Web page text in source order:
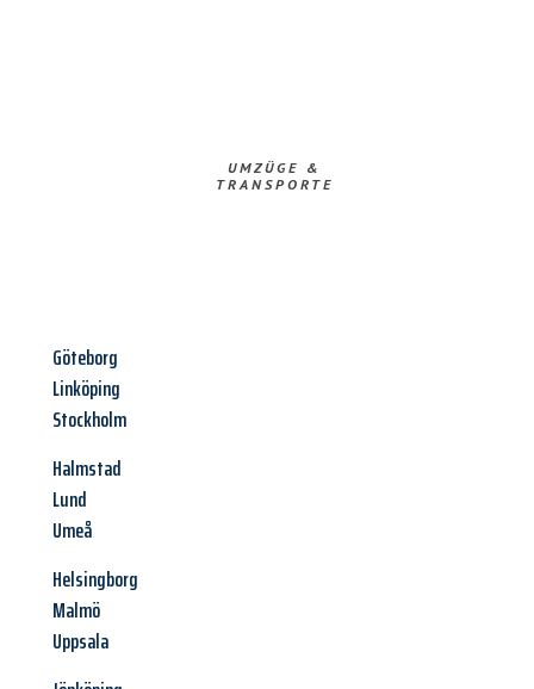
UMZÜGE &
TRANSPORTE
Göteborg
Linköping
Stockholm
Halmstad
Lund
Umeå
Helsingborg
Malmö
Uppsala